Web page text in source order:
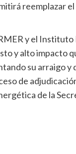
reemplazar el
y el Instituto
y alto impacto
su arraigo y
de
de la